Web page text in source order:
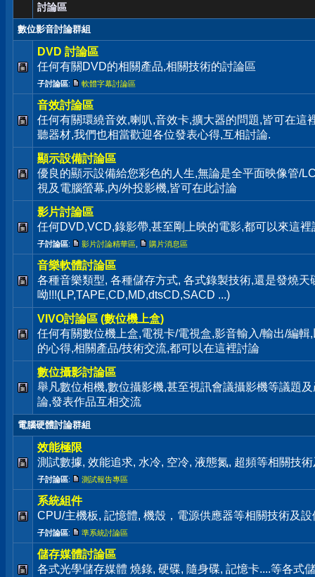
討論區
數位影音討論群組
DVD 討論區
任何有關DVD的相關產品,相關技術的討論區
子討論區: 軟體字幕討論區
音效討論區
任何有關環繞音效,喇叭,音效卡,擴大器的問題,皆可在這
聽器材,我們也相當歡迎各位發表心得,互相討論.
顯示設備討論區
優良的顯示設備給您彩色的人生,無論是全平面映像管/
視及電腦螢幕,內/外投影機,皆可在此討論
影片討論區
任何DVD,VCD,錄影帶,甚至剛上映的電影,都可以來這裡
子討論區: 影片討論精華區 購片消息區
音樂軟體討論區
各種音樂類型, 各種儲存方式, 各式錄製技術,還是發燒
呦!!!(LP,TAPE,CD,MD,dtsCD,SACD ...)
VIVO討論區 (數位機上盒)
任何有關數位機上盒,電視卡/電視盒,影音輸入/輸出/編輯
的心得,相關產品/技術交流,都可以在這裡討論
數位攝影討論區
舉凡數位相機,數位攝影機,甚至視訊會議攝影機等議題
論,發表作品互相交流
電腦硬體討論群組
效能極限
測試數據, 效能追求, 水冷, 空冷, 液態氮, 超頻等相關技
子討論區: 測試報告專區
系統組件
CPU/主機板, 記憶體, 機殼，電源供應器等相關技術及
子討論區: 準系統討論區
儲存媒體討論區
各式光學儲存媒體 燒錄, 硬碟, 隨身碟, 記憶卡....等各式